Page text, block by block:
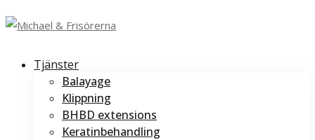
Tjänster
Balayage
Klippning
BHBD extensions
Keratinbehandling